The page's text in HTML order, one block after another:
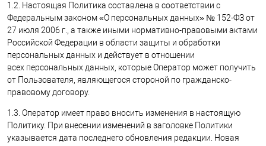
1.2. Настоящая Политика составлена в соответствии с
Федеральным законом «О персональных данных» № 152-ФЗ от
27 июля 2006 г., а также иными нормативно-правовыми актами
Российской Федерации в области защиты и обработки
персональных данных и действует в отношении
всех персональных данных, которые Оператор может получить
от Пользователя, являющегося стороной по гражданско-
правовому договору.
1.3. Оператор имеет право вносить изменения в настоящую
Политику. При внесении изменений в заголовке Политики
указывается дата последнего обновления редакции. Новая